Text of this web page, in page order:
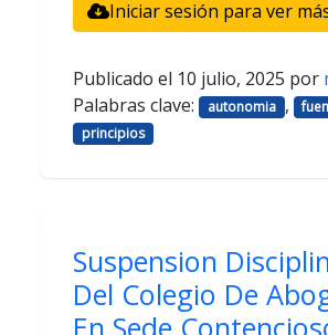
Iniciar sesión para ver
Publicado el 10 julio, 2025 por
Palabras clave:
autonomia ,
principios
Suspension
Del Colegio De